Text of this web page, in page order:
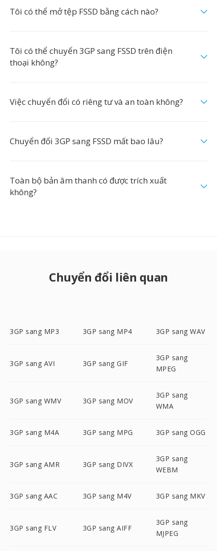
Tôi có thể mở tệp FSSD bằng cách nào?
Tôi có thể chuyển 3GP sang FSSD trên điện
thoại không?
Việc chuyển đổi có riêng tư và an toàn không?
Chuyển đổi 3GP sang FSSD mất bao lâu?
Toàn bộ bản âm thanh có được trích xuất
không?
Chuyển đổi liên quan
3GP sang MP3 3GP sang MP4 3GP sang WAV
3GP sang AVI 3GP sang GIF
3GP sang
MPEG
3GP sang WMV 3GP sang MOV
3GP sang
WMA
3GP sang M4A 3GP sang MPG 3GP sang OGG
3GP sang AMR 3GP sang DIVX
3GP sang
WEBM
3GP sang AAC 3GP sang M4V 3GP sang MKV
3GP sang FLV 3GP sang AIFF
3GP sang
MJPEG